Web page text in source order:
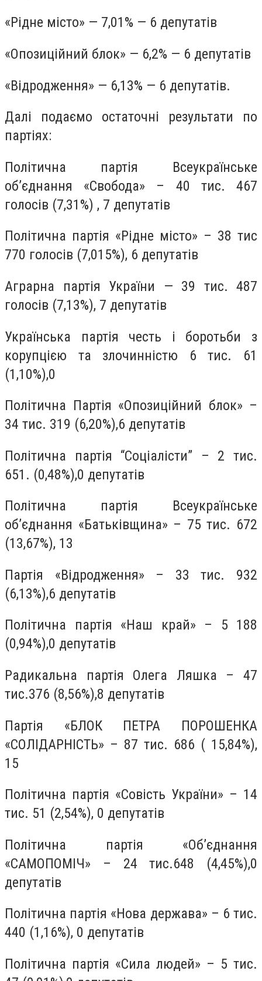
«Рідне місто» — 7,01% — 6 депутатів
«Опозиційний блок» — 6,2% — 6 депутатів
«Відродження» — 6,13% — 6 депутатів.
Далі подаємо остаточні результати по
партіях:
Політична партія Всеукраїнське
об’єднання «Свобода» – 40 тис. 467
голосів (7,31%) , 7 депутатів
Політична партія «Рідне місто» – 38 тис
770 голосів (7,015%), 6 депутатів
Аграрна партія України — 39 тис. 487
голосів (7,13%), 7 депутатів
Українська партія честь і боротьби з
корупцією та злочинністю 6 тис. 61
(1,10%),0
Політична Партія «Опозиційний блок» –
34 тис. 319 (6,20%),6 депутатів
Політична партія “Соціалісти” – 2 тис.
651. (0,48%),0 депутатів
Політична партія Всеукраїнське
об’єднання «Батьківщина» – 75 тис. 672
(13,67%), 13
Партія «Відродження» – 33 тис. 932
(6,13%),6 депутатів
Політична партія «Наш край» – 5 188
(0,94%),0 депутатів
Радикальна партія Олега Ляшка – 47
тис.376 (8,56%),8 депутатів
Партія «БЛОК ПЕТРА ПОРОШЕНКА
«СОЛІДАРНІСТЬ» – 87 тис. 686 ( 15,84%),
15
Політична партія «Совість України» – 14
тис. 51 (2,54%), 0 депутатів
Політична партія «Об’єднання
«САМОПОМІЧ» – 24 тис.648 (4,45%),0
депутатів
Політична партія «Нова держава» – 6 тис.
440 (1,16%), 0 депутатів
Політична партія «Сила людей» – 5 тис.